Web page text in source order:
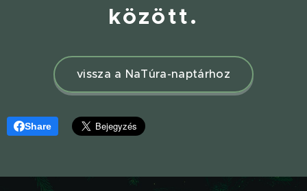
között.
vissza a NaTúra-naptárhoz
Share